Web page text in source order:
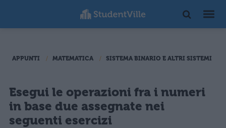
APPUNTI MATEMATICA SISTEMA BINARIO E ALTRI SISTEMI
Esegui le operazioni fra i numeri
in base due assegnate nei
seguenti esercizi